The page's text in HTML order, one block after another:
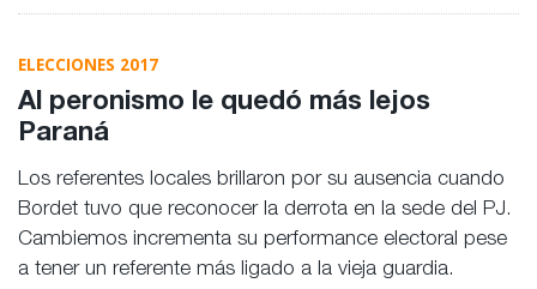
pública
ELECCIONES 2017
Al peronismo le quedó más lejos
Paraná
Los referentes locales brillaron por su ausencia cuando
Bordet tuvo que reconocer la derrota en la sede del PJ.
Cambiemos incrementa su performance electoral pese
a tener un referente más ligado a la vieja guardia.